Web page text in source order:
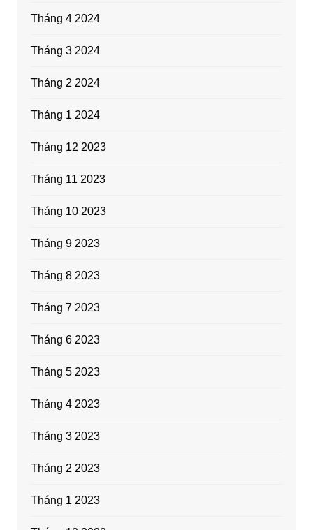
Tháng 4 2024
Tháng 3 2024
Tháng 2 2024
Tháng 1 2024
Tháng 12 2023
Tháng 11 2023
Tháng 10 2023
Tháng 9 2023
Tháng 8 2023
Tháng 7 2023
Tháng 6 2023
Tháng 5 2023
Tháng 4 2023
Tháng 3 2023
Tháng 2 2023
Tháng 1 2023